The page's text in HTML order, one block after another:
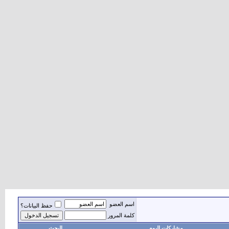
اسم العضو
حفظ البيانات؟
كلمة المرور